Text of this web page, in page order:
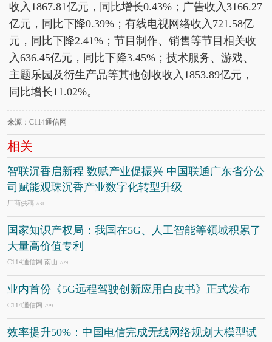
收入1867.81亿元，同比增长0.43%；广告收入3166.27
亿元，同比下降0.39%；有线电视网络收入721.58亿
元，同比下降2.41%；节目制作、销售等节目相关收
入636.45亿元，同比下降3.45%；技术服务、游戏、
主题乐园及衍生产品等其他创收收入1853.89亿元，
同比增长11.02%。
来源：C114通信网
相关
智联沉香启新程 数赋产业促振兴 中国联通广东省分公
司赋能观珠沉香产业数字化转型升级
厂商供稿 7/31
国家知识产权局：我国在5G、人工智能等领域积累了
大量高价值专利
C114通信网 南山 7/29
业内首份《5G远程驾驶创新应用白皮书》正式发布
C114通信网 7/29
效率提升50%：中国电信完成无线网络规划大模型试